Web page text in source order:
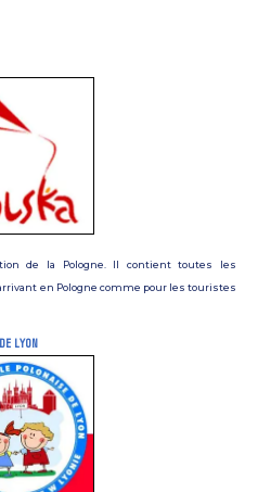
de la Pologne. Il contient toutes les
en Pologne comme pour les touristes
LYON